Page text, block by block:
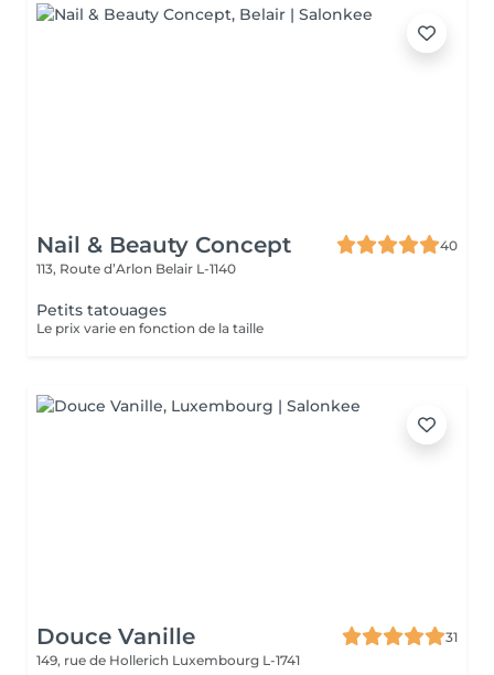
Nail & Beauty Concept
40
113, Route d’Arlon Belair L-1140
Petits tatouages
Le prix varie en fonction de la taille
Douce Vanille
31
149, rue de Hollerich Luxembourg L-1741